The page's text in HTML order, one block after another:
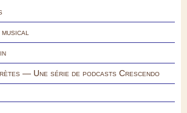
— Une série de podcasts Crescendo